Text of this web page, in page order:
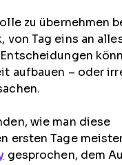
zu übernehmen
von Tag eins an
aufbauen – oder
wie man diese
ersten Tage
gesprochen, dem